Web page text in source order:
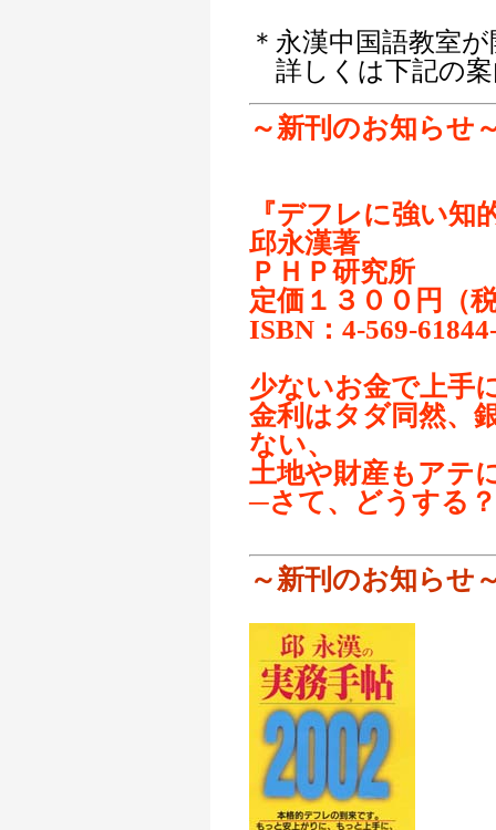
＊永漢中国語教室
詳しくは下記の
～新刊のお知らせ
『デフレに強い知
邱永漢著
ＰＨＰ研究所
定価１３００円（
ISBN：4-569-
少ないお金で上手
金利はタダ同然、
ない、
土地や財産もアテ
─さて、どうする？
～新刊のお知らせ